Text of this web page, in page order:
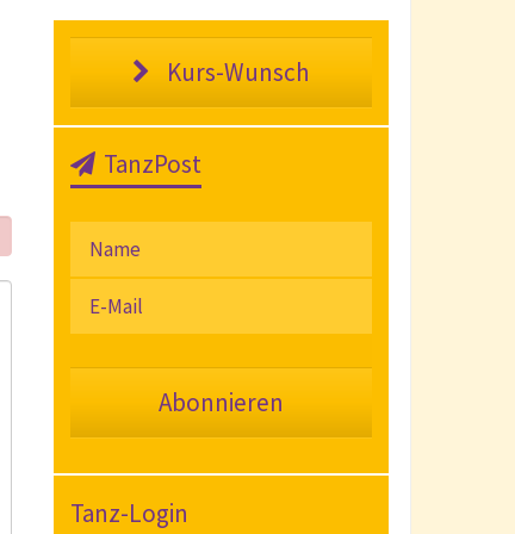
Kurs-Wunsch
TanzPost
Tanz-Login